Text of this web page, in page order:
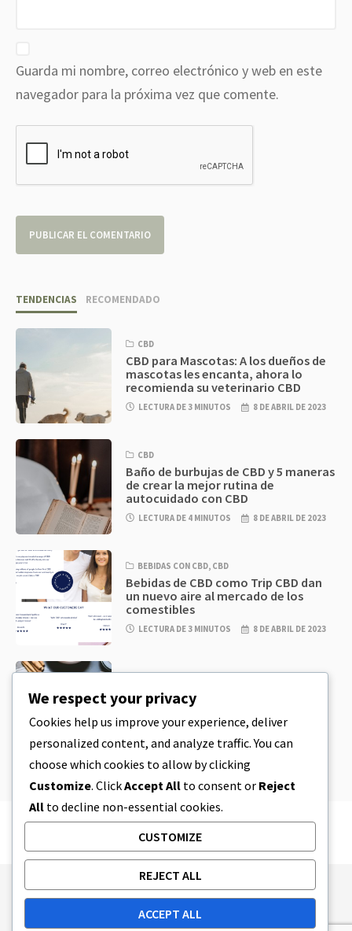
Guarda mi nombre, correo electrónico y web en este
navegador para la próxima vez que comente.
TENDENCIAS RECOMENDADO
CBD
CBD para Mascotas: A los dueños de
mascotas les encanta, ahora lo
recomienda su veterinario CBD
LECTURA DE 3 MINUTOS 8 DE ABRIL DE 2023
CBD
Baño de burbujas de CBD y 5 maneras
de crear la mejor rutina de
autocuidado con CBD
LECTURA DE 4 MINUTOS 8 DE ABRIL DE 2023
BEBIDAS CON CBD, CBD
Bebidas de CBD como Trip CBD dan
un nuevo aire al mercado de los
comestibles
LECTURA DE 3 MINUTOS 8 DE ABRIL DE 2023
Masa de galletas de CBD y
comestibles de CBD increíblemente
sencillos que puedes preparar en
casa
LECTURA DE 4 MINUTOS
Publishing Principles
Ethics Policy
Corrections Policy
Feedback Policy
We respect your privacy
Cookies help us improve your experience, deliver
personalized content, and analyze traffic. You can
choose which cookies to allow by clicking
Customize. ClickAccept All to consent or Reject
All to decline non-essential cookies.
CUSTOMIZE
REJECT ALL
ACCEPT ALL